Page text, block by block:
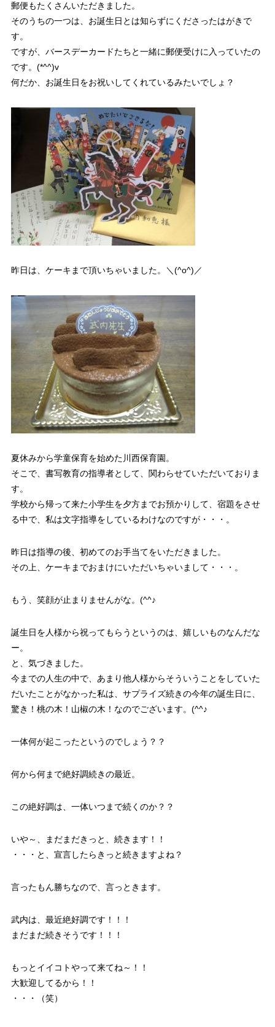
郵便もたくさんいただきました。
そのうちの一つは、お誕生日とは知らずにくださったはがきで
す。
ですが、バースデーカードたちと一緒に郵便受けに入っていたの
です。(*^^)v
何だか、お誕生日をお祝いしてくれているみたいでしょ？
昨日は、ケーキまで頂いちゃいました。＼(^o^)／
夏休みから学童保育を始めた川西保育園。
そこで、書写教育の指導者として、関わらせていただいておりま
す。
学校から帰って来た小学生を夕方までお預かりして、宿題をさせ
る中で、私は文字指導をしているわけなのですが・・・。
昨日は指導の後、初めてのお手当てをいただきました。
その上、ケーキまでおまけにいただいちゃいまして・・・。
もう、笑顔が止まりませんがな。(^^♪
誕生日を人様から祝ってもらうというのは、嬉しいものなんだな
ー。
と、気づきました。
今までの人生の中で、あまり他人様からそういうことをしていた
だいたことがなかった私は、サプライズ続きの今年の誕生日に、
驚き！桃の木！山椒の木！なのでございます。(^^♪
一体何が起こったというのでしょう？？
何から何まで絶好調続きの最近。
この絶好調は、一体いつまで続くのか？？
いや～、まだまだきっと、続きます！！
・・・と、宣言したらきっと続きますよね？
言ったもん勝ちなので、言っときます。
武内は、最近絶好調です！！！
まだまだ続きそうです！！！
もっとイイコトやって来てね～！！
大歓迎してるから！！
・・・（笑）